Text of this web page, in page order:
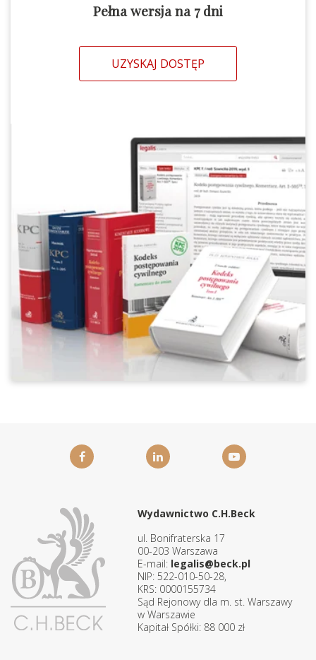
Pełna wersja na 7 dni
UZYSKAJ DOSTĘP
Wydawnictwo C.H.Beck
ul. Bonifraterska 17
00-203 Warszawa
E-mail: legalis@beck.pl
NIP: 522-010-50-28,
KRS: 0000155734
Sąd Rejonowy dla m. st. Warszawy
w Warszawie
Kapitał Spółki: 88 000 zł